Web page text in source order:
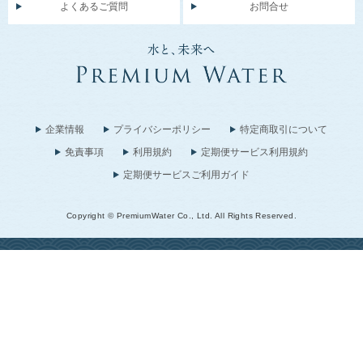
よくあるご質問 お問合せ
企業情報 プライバシーポリシー
特定商取引について
免責事項
利用規約
定期便サービス利用規約
定期便サービスご利用ガイド
Copyright © PremiumWater Co., Ltd. All Rights Reserved.